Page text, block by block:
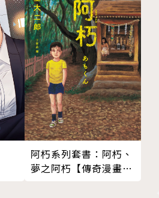
阿朽系列套書：阿朽、
夢之阿朽【傳奇漫畫大